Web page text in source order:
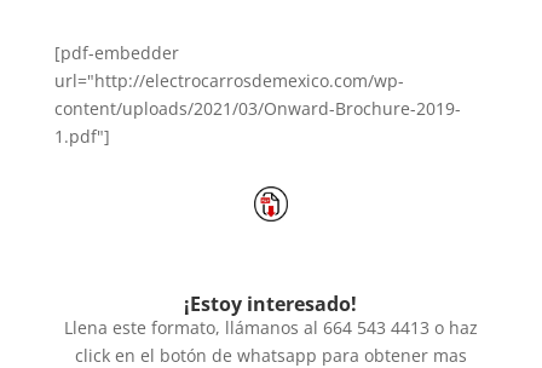
[pdf-embedder
url="http://electrocarrosdemexico.com/wp-
content/uploads/2021/03/Onward-Brochure-2019-
1.pdf"]
¡Estoy interesado!
Llena este formato, llámanos al 664 543 4413 o haz
click en el botón de whatsapp para obtener mas